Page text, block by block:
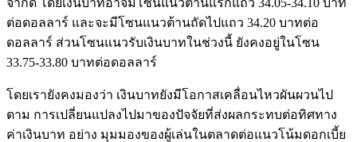
ต่อดอลลาร์ และจะมีโซนแนวต้านถัดไปแถว 34.20 บาทต่อ
ดอลลาร์ ส่วนโซนแนวรับเงินบาทในช่วงนี้ ยังคงอยู่ในโซน
33.75-33.80 บาทต่อดอลลาร์
โดยเรายังคงมองว่า เงินบาทยังมีโอกาสเคลื่อนไหวผันผวนไป
ตาม การเปลี่ยนแปลงไปมาของปัจจัยที่ส่งผลกระทบต่อทิศทาง
ค่าเงินบาท อย่าง มุมมองของผู้เล่นในตลาดต่อแนวโน้มดอกเบี้ย